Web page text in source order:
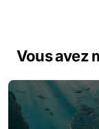
Vous avez